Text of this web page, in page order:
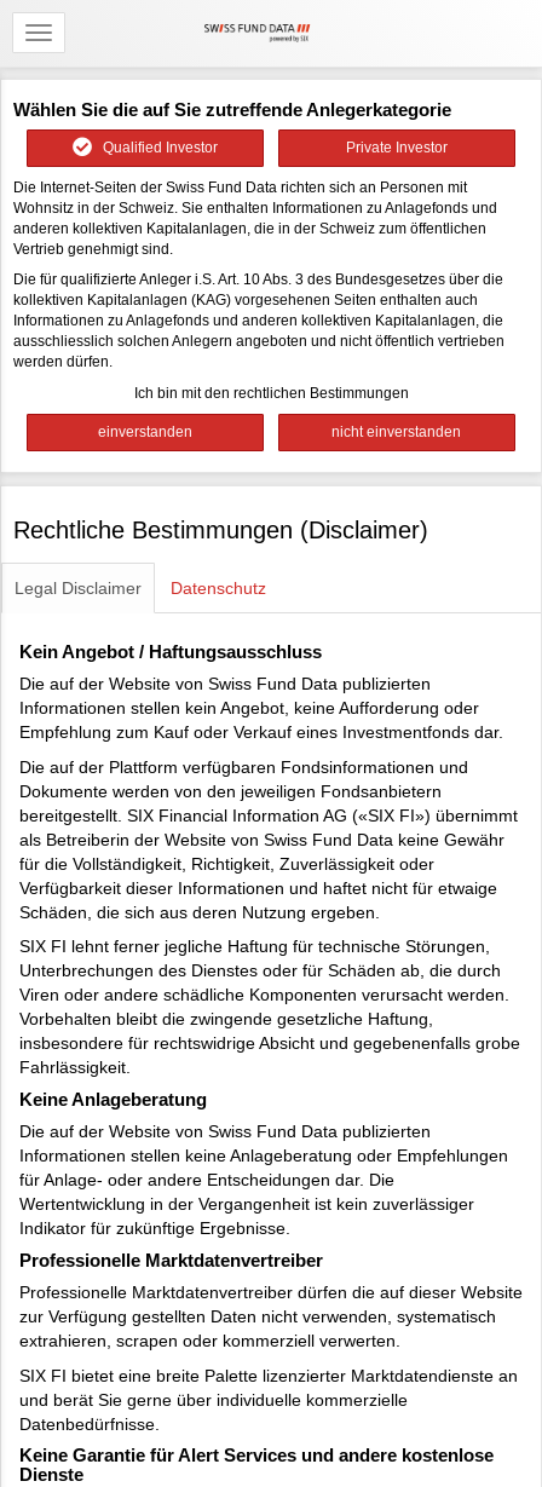
Wählen Sie die auf Sie zutreffende Anlegerkategorie
Qualified Investor Private Investor
Die Internet-Seiten der Swiss Fund Data richten sich an Personen mit
Wohnsitz in der Schweiz. Sie enthalten Informationen zu Anlagefonds und
anderen kollektiven Kapitalanlagen, die in der Schweiz zum öffentlichen
Vertrieb genehmigt sind.
Die für qualifizierte Anleger i.S. Art. 10 Abs. 3 des Bundesgesetzes über die
kollektiven Kapitalanlagen (KAG) vorgesehenen Seiten enthalten auch
Informationen zu Anlagefonds und anderen kollektiven Kapitalanlagen, die
ausschliesslich solchen Anlegern angeboten und nicht öffentlich vertrieben
werden dürfen.
Ich bin mit den rechtlichen Bestimmungen
Rechtliche Bestimmungen (Disclaimer)
Legal Disclaimer Datenschutz
Kein Angebot / Haftungsausschluss
Die auf der Website von Swiss Fund Data publizierten
Informationen stellen kein Angebot, keine Aufforderung oder
Empfehlung zum Kauf oder Verkauf eines Investmentfonds dar.
Die auf der Plattform verfügbaren Fondsinformationen und
Dokumente werden von den jeweiligen Fondsanbietern
bereitgestellt. SIX Financial Information AG («SIX FI») übernimmt
als Betreiberin der Website von Swiss Fund Data keine Gewähr
für die Vollständigkeit, Richtigkeit, Zuverlässigkeit oder
Verfügbarkeit dieser Informationen und haftet nicht für etwaige
Schäden, die sich aus deren Nutzung ergeben.
SIX FI lehnt ferner jegliche Haftung für technische Störungen,
Unterbrechungen des Dienstes oder für Schäden ab, die durch
Viren oder andere schädliche Komponenten verursacht werden.
Vorbehalten bleibt die zwingende gesetzliche Haftung,
insbesondere für rechtswidrige Absicht und gegebenenfalls grobe
Fahrlässigkeit.
Keine Anlageberatung
Die auf der Website von Swiss Fund Data publizierten
Informationen stellen keine Anlageberatung oder Empfehlungen
für Anlage- oder andere Entscheidungen dar. Die
Wertentwicklung in der Vergangenheit ist kein zuverlässiger
Indikator für zukünftige Ergebnisse.
Professionelle Marktdatenvertreiber
Professionelle Marktdatenvertreiber dürfen die auf dieser Website
zur Verfügung gestellten Daten nicht verwenden, systematisch
extrahieren, scrapen oder kommerziell verwerten.
SIX FI bietet eine breite Palette lizenzierter Marktdatendienste an
und berät Sie gerne über individuelle kommerzielle
Datenbedürfnisse.
Keine Garantie für Alert Services und andere kostenlose
Dienste